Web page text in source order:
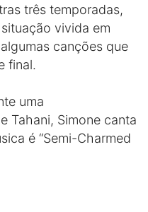
três temporadas,
vivida em
canções que
final.
uma
Tahani, Simone canta
é “Semi-Charmed